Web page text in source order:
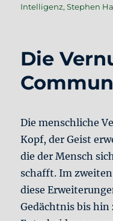
am
Intelligenz,Stephen
Die
Die menschliche
Kopf, der Geist
die der Mensch
schafft. Im
diese
Gedächtnis bis hin